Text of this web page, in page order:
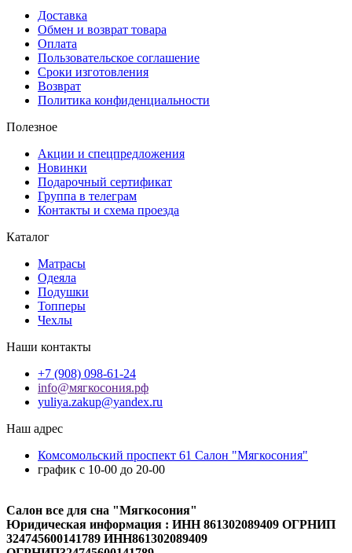
Доставка
Обмен и возврат товара
Оплата
Пользовательское соглашение
Сроки изготовления
Возврат
Политика конфиденциальности
Полезное
Акции и спецпредложения
Новинки
Подарочный сертификат
Группа в телеграм
Контакты и схема проезда
Каталог
Матрасы
Одеяла
Подушки
Топперы
Чехлы
Наши контакты
+7 (908) 098-61-24
info@мягкосония.рф
yuliya.zakup@yandex.ru
Наш адрес
Комсомольский проспект 61 Cалон "Мягкосония"
график с 10-00 до 20-00
Салон все для сна "Мягкосония"
Юридическая информация : ИНН 861302089409 ОГРНИП
324745600141789 ИНН861302089409